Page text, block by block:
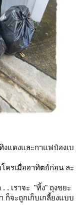
งแดงและกาแฟป๋องเบ
ครเมื่ออาทิตย์ก่อน ละ
. เราจะ "ทิ้ง"ถุงขยะ
จะถูกเก็บเกลี้ยงแบบ